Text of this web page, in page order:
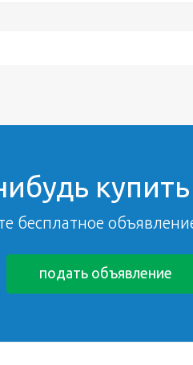
бесплатное
подать объявление